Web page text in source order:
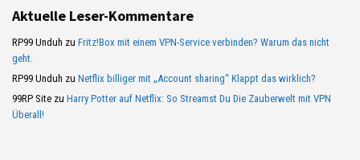
Aktuelle Leser-Kommentare
RP99 Unduh zu Fritz!Box mit einem VPN-Service verbinden? Warum das nicht
geht.
RP99 Unduh zu Netflix billiger mit „Account sharing“ Klappt das wirklich?
99RP Site zu Harry Potter auf Netflix: So Streamst Du Die Zauberwelt mit VPN
Überall!